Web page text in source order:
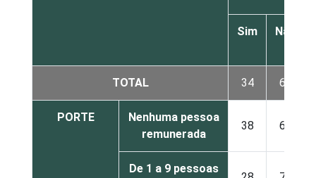
Sim
Não
TOTAL 34 66
PORTE
Nenhuma pessoa
remunerada
38 61
De 1 a 9 pessoas